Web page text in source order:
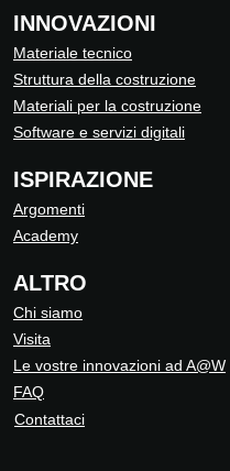
INNOVAZIONI
Materiale tecnico
Struttura della costruzione
Materiali per la costruzione
Software e servizi digitali
ISPIRAZIONE
Argomenti
Academy
ALTRO
Chi siamo
Visita
Le vostre innovazioni ad A@W
FAQ
Contattaci